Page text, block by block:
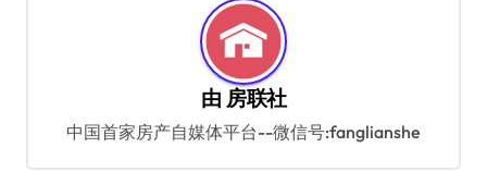
由 房联社
中国首家房产自媒体平台--微信号:fanglianshe